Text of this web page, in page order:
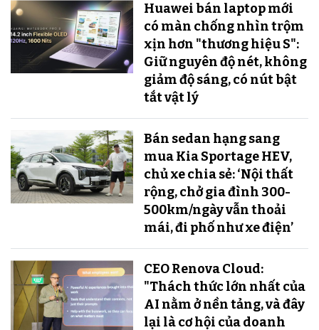
Huawei bán laptop mới
có màn chống nhìn trộm
xịn hơn "thương hiệu S":
Giữ nguyên độ nét, không
giảm độ sáng, có nút bật
tắt vật lý
Bán sedan hạng sang
mua Kia Sportage HEV,
chủ xe chia sẻ: ‘Nội thất
rộng, chở gia đình 300-
500km/ngày vẫn thoải
mái, đi phố như xe điện’
CEO Renova Cloud:
"Thách thức lớn nhất của
AI nằm ở nền tảng, và đây
lại là cơ hội của doanh